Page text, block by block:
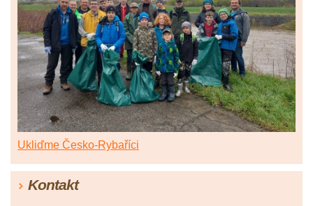
Ukliďme Česko-Rybaříci
Kontakt